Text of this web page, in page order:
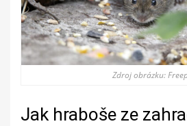
Zdroj obrázku:
Jak hraboše ze